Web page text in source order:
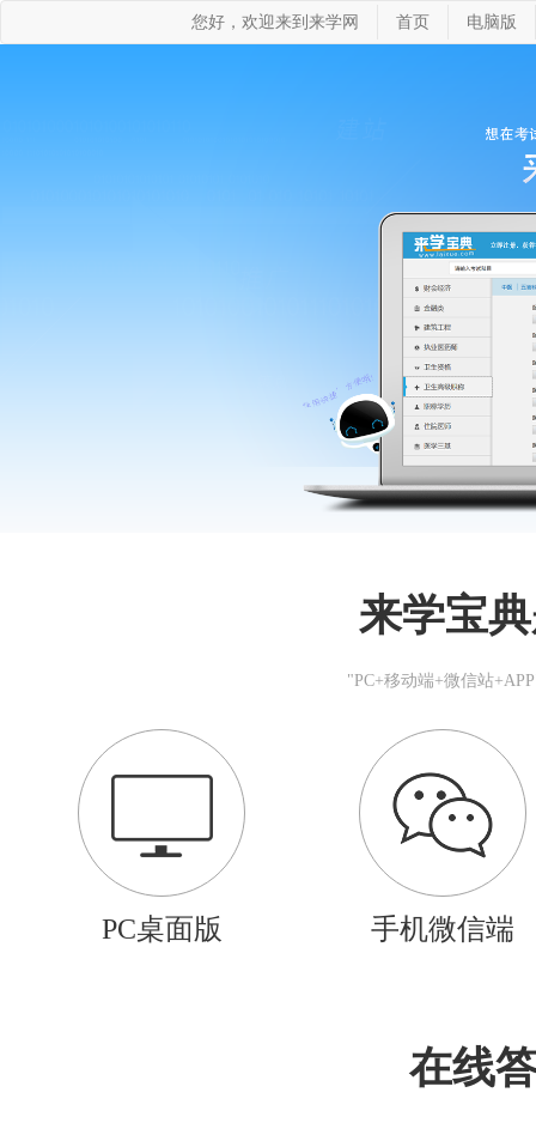
您好，欢迎来到来学网 首页 电脑版
来学宝
"PC+移动端+微信站
PC桌面版 手机微信端
在线